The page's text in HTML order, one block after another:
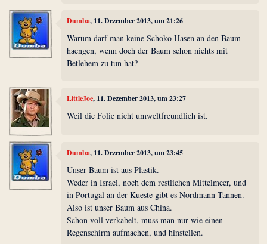
Dumba, 11. Dezember 2013, um 21:26
Warum darf man keine Schoko Hasen an den Baum
haengen, wenn doch der Baum schon nichts mit
Betlehem zu tun hat?
LittleJoe, 11. Dezember 2013, um 23:27
Weil die Folie nicht umweltfreundlich ist.
Dumba, 11. Dezember 2013, um 23:45
Unser Baum ist aus Plastik.
Weder in Israel, noch dem restlichen Mittelmeer, und
in Portugal an der Kueste gibt es Nordmann Tannen.
Also ist unser Baum aus China.
Schon voll verkabelt, muss man nur wie einen
Regenschirm aufmachen, und hinstellen.